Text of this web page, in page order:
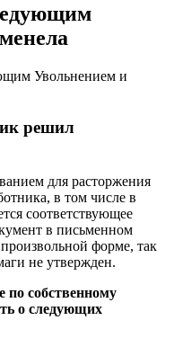
Увольнением и
решил
для расторжения
в том числе в
соответствующее
в письменном
форме, так
не утвержден.
по собственному
о следующих